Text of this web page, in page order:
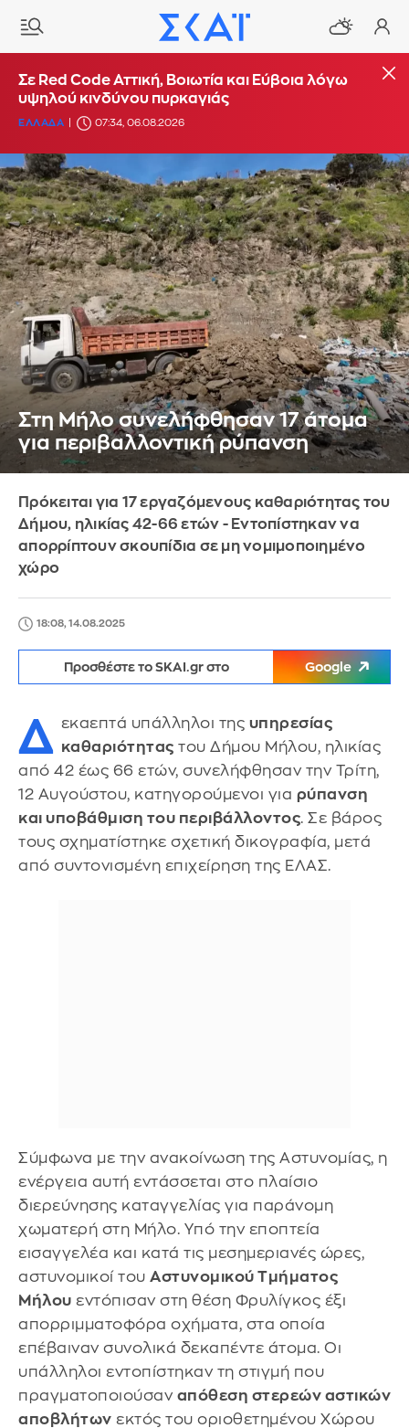
Σε Red Code Αττική, Βοιωτία και Εύβοια λόγω
υψηλού κινδύνου πυρκαγιάς
ΕΛΛΑΔΑ 07:34, 06.08.2026
Στη Μήλο συνελήφθησαν 17 άτομα
για περιβαλλοντική ρύπανση
Πρόκειται για 17 εργαζόμενους καθαριότητας του
Δήμου, ηλικίας 42-66 ετών - Εντοπίστηκαν να
απορρίπτουν σκουπίδια σε μη νομιμοποιημένο
χώρο
18:08, 14.08.2025
Προσθέστε το SKAI.gr στο Google
Δ εκαεπτά υπάλληλοι της υπηρεσίας
καθαριότητας του Δήμου Μήλου, ηλικίας
από 42 έως 66 ετών, συνελήφθησαν την Τρίτη,
12 Αυγούστου, κατηγορούμενοι για ρύπανση
και υποβάθμιση του περιβάλλοντος. Σε βάρος
τους σχηματίστηκε σχετική δικογραφία, μετά
από συντονισμένη επιχείρηση της ΕΛΑΣ.
Σύμφωνα με την ανακοίνωση της Αστυνομίας, η
ενέργεια αυτή εντάσσεται στο πλαίσιο
διερεύνησης καταγγελίας για παράνομη
χωματερή στη Μήλο. Υπό την εποπτεία
εισαγγελέα και κατά τις μεσημεριανές ώρες,
αστυνομικοί του Αστυνομικού Τμήματος
Μήλου εντόπισαν στη θέση Φρυλίγκος έξι
απορριμματοφόρα οχήματα, στα οποία
επέβαιναν συνολικά δεκαπέντε άτομα. Οι
υπάλληλοι εντοπίστηκαν τη στιγμή που
πραγματοποιούσαν απόθεση στερεών αστικών
αποβλήτων εκτός του οριοθετημένου Χώρου